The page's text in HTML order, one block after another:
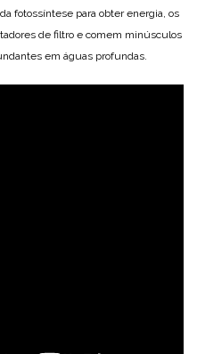
fotossíntese para obter energia, os
de filtro e comem minúsculos
em águas profundas.